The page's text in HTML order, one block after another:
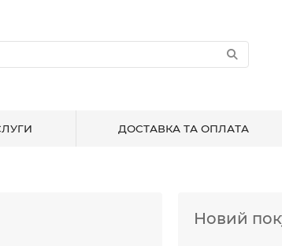
ДОСТАВКА ТА ОПЛАТА
Новий